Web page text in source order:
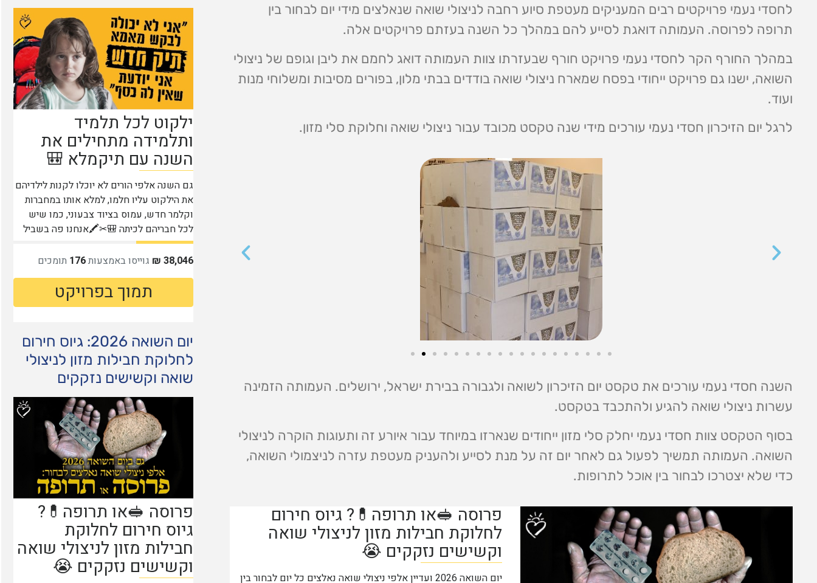
לחסדי נעמי פרויקטים רבים המעניקים מעטפת סיוע רחבה לניצולי שואה שנאלצים מידי יום לבחור בין
תרופה לפרוסה. העמותה דואגת לסייע להם במהלך כל השנה בעזתם פרויקטים אלה.
במהלך החורף הקר לחסדי נעמי פרויקט חורף שבעזרתו צוות העמותה דואג לחמם את ליבן וגופם של ניצולי
השואה, ישנו גם פרויקט ייחודי בפסח שמארח ניצולי שואה בודדים בבתי מלון, בפורים מסיבות ומשלוחי מנות
ועוד.
לרגל יום הזיכרון חסדי נעמי עורכים מידי שנה טקסט מכובד עבור ניצולי שואה וחלוקת סלי מזון.
השנה חסדי נעמי עורכים את טקסט יום הזיכרון לשואה ולגבורה בבירת ישראל, ירושלים. העמותה הזמינה
עשרות ניצולי שואה להגיע ולהתכבד בטקסט.
בסוף הטקסט צוות חסדי נעמי יחלק סלי מזון ייחודים שנארזו במיוחד עבור איורע זה ותעוגות הוקרה לניצולי
השואה. העמותה תמשיך לפעול גם לאחר יום זה על מנת לסייע ולהעניק מעטפת עזרה לניצמולי השואה,
כדי שלא יצטרכו לבחור בין אוכל לתרופות.
יום השואה 2026: גיוס חירום
לחלוקת חבילות מזון לניצולי
שואה וקשישים נזקקים